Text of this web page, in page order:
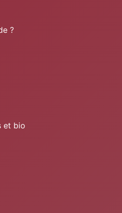
?
et bio